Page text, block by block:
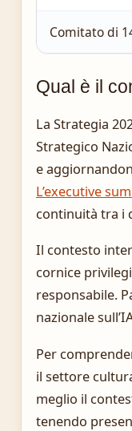
Comitato di
Qual è il
La Strategia
Strategico
e
L’executive
continuità tra i
Il contesto
cornice
responsabile.
nazionale
Per
il settore
meglio il
tenendo